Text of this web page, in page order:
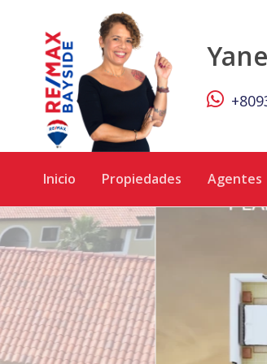
Inicio Propiedades Agentes
Apartamento en LA ESTANCIA - RE/MAX